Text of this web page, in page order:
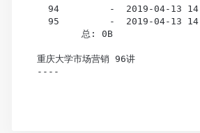
94         -  2019-04-13
95         -  2019-04-13
总: 0B
重庆大学市场营销 96讲
----